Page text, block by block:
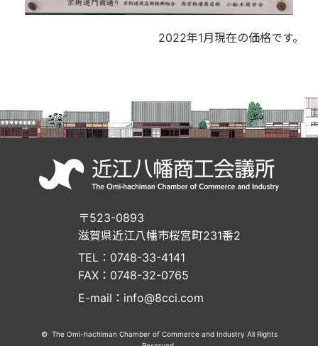
2022年1月現在の価格です。
〒523-0893
滋賀県近江八幡市桜宮町231番2
TEL：0748-33-4141
FAX：0748-32-0765
E-mail：info@8cci.com
© The Omi-hachiman Chamber of Commerce and Industry All Rights